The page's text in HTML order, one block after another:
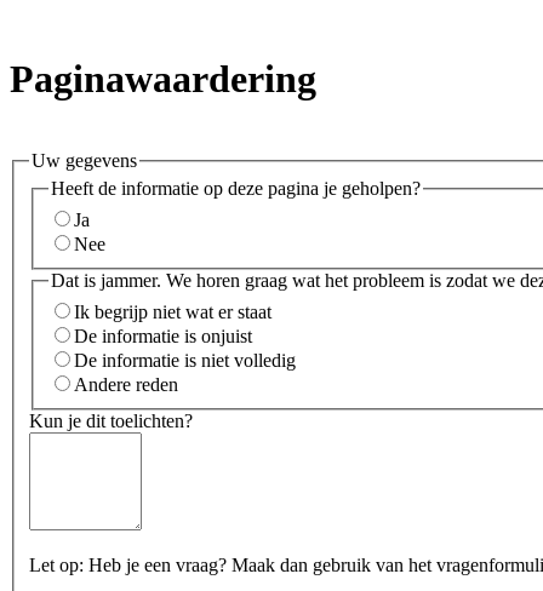
Paginawaardering
Uw gegevens
Heeft de informatie op deze pagina je geholpen?
Ja
Nee
Dat is jammer. We horen graag wat het probleem is zodat we
Ik begrijp niet wat er staat
De informatie is onjuist
De informatie is niet volledig
Andere reden
Kun je dit toelichten?
Let op: Heb je een vraag? Maak dan gebruik van het